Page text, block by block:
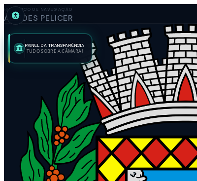
HISTÓRICO DE NAVEGAÇÃO
ALCIDES PELICER
PAINEL DA TRANSPARÊNCIA
TUDO SOBRE A CÂMARA!